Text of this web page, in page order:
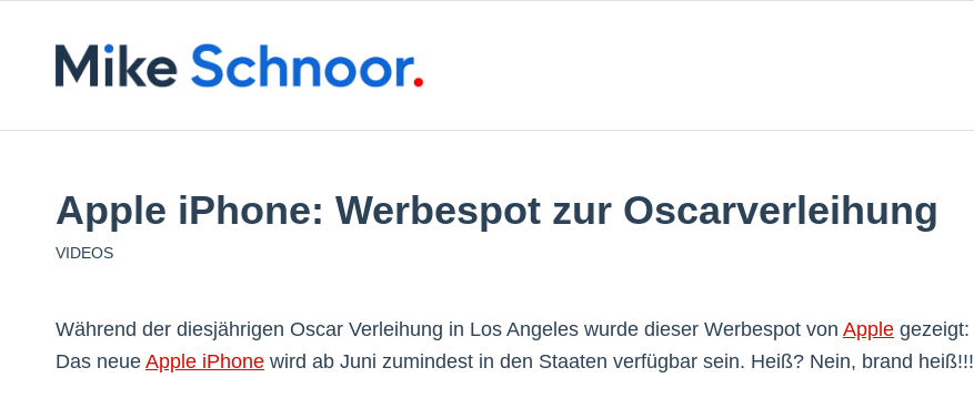
Apple iPhone: Werbespot zur Oscarverleihung
VIDEOS
Während der diesjährigen Oscar Verleihung in Los Angeles wurde dieser Werbespot von Apple gezeigt:
Das neue Apple iPhone wird ab Juni zumindest in den Staaten verfügbar sein. Heiß? Nein, brand heiß!!!